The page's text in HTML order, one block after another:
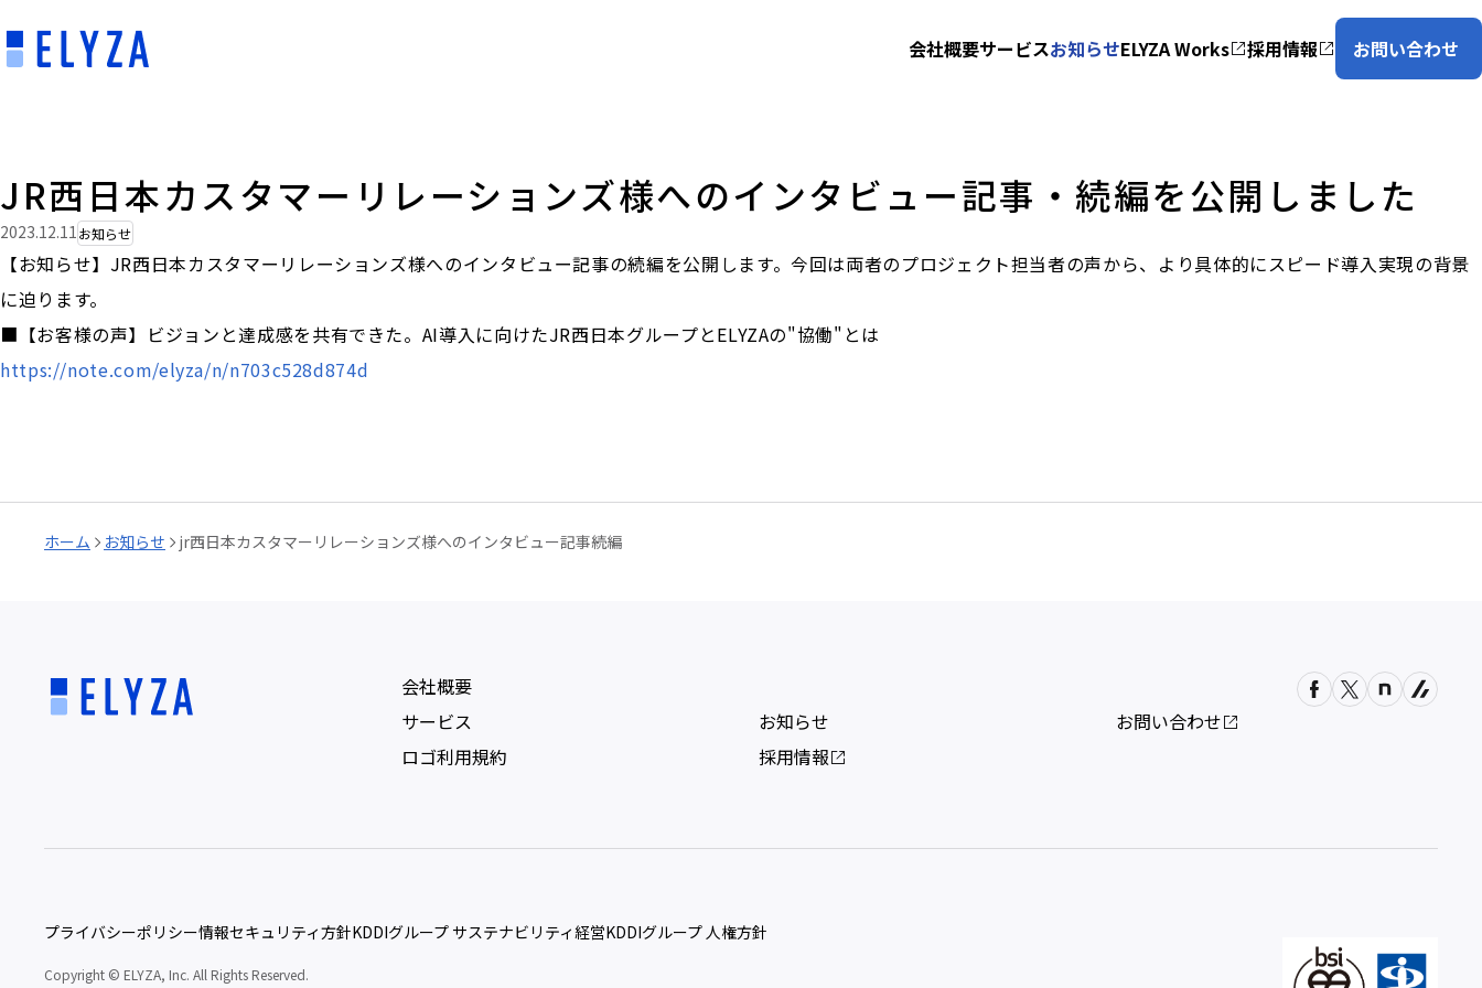
会社概要サービスお知らせELYZA Works 採用情報 お問い合わせ
JR西日本カスタマーリレーションズ様へのインタビュー記事・続編を公開しました
2023.12.11お知らせ
【お知らせ】JR西日本カスタマーリレーションズ様へのインタビュー記事の続編を公開します。今回は両者のプロジェクト担当者の声から、より具体的にスピード導入実現の背景
に迫ります。
■【お客様の声】ビジョンと達成感を共有できた。AI導入に向けたJR西日本グループとELYZAの"協働"とは
https://note.com/elyza/n/n703c528d874d
ホーム お知らせ jr西日本カスタマーリレーションズ様へのインタビュー記事続編
会社概要
サービス
ロゴ利用規約
お知らせ
採用情報
お問い合わせ
プライバシーポリシー情報セキュリティ方針KDDIグループ サステナビリティ経営KDDIグループ 人権方針
Copyright © ELYZA, Inc. All Rights Reserved.